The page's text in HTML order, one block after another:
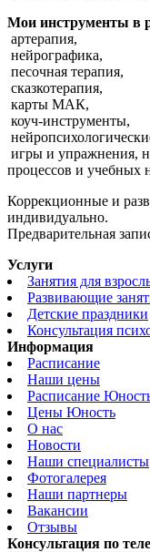
Мои инструменты в
артерапия,
нейрографика,
песочная терапия,
сказкотерапия,
карты МАК,
коуч-инструменты,
игры и упражнения,
процессов и учебных
Коррекционные и
индивидуально.
Предварительная
Услуги
Занятия для
Развивающие
Детские праздники
Консультация
Информация
Расписание
Наши цены
Расписание
Цены Юность
О нас
Новости
Наши специалисты
Фотогалерея
Наши партнеры
Вакансии
Отзывы
Консультация по